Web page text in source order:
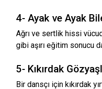
4- Ayak ve Ayak
Ağrı ve sertlik hissi
gibi aşırı eğitim sonucu
5- Kıkırdak
Bir dansçı için kıkırdak